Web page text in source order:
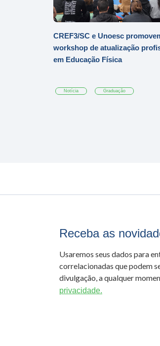
CREF3/SC e Unoesc
workshop de atualização
em Educação Física
Notícia Graduação
Receba as
Usaremos seus dados para
correlacionadas que podem
divulgação, a qualquer
privacidade.